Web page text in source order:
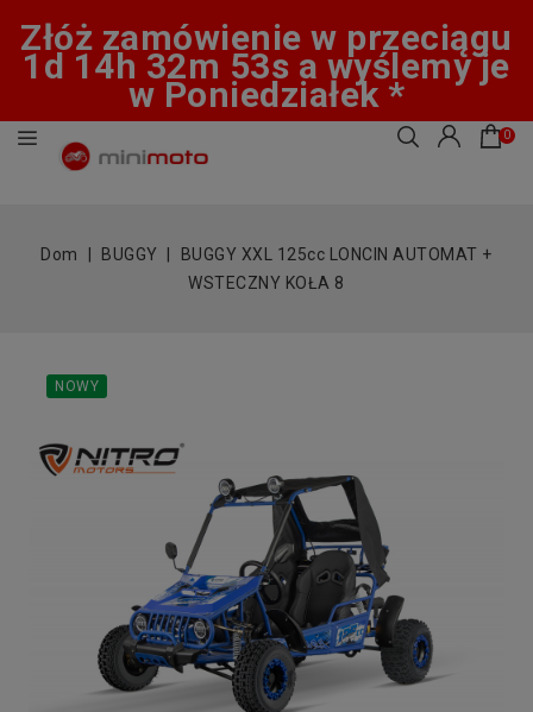
Złóż zamówienie w przeciągu
1d 14h 32m 53s a wyślemy je
w Poniedziałek *
0
Dom BUGGY
BUGGY XXL 125cc LONCIN AUTOMAT +
WSTECZNY KOŁA 8
NOWY